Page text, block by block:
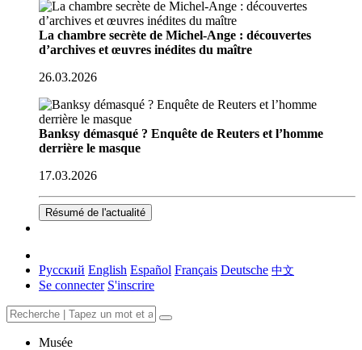
La chambre secrète de Michel-Ange : découvertes
d’archives et œuvres inédites du maître
26.03.2026
Banksy démasqué ? Enquête de Reuters et l’homme
derrière le masque
17.03.2026
Résumé de l'actualité
Русский English Español Français Deutsche 中文
Se connecter S'inscrire
Musée